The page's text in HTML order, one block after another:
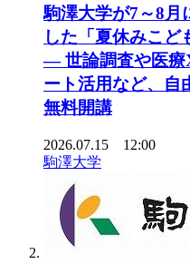
駒澤大学が7～8月
した「夏休みこど
— 世論調査や医療
ート活用など、自
無料開講
2026.07.15 12:00
駒澤大学